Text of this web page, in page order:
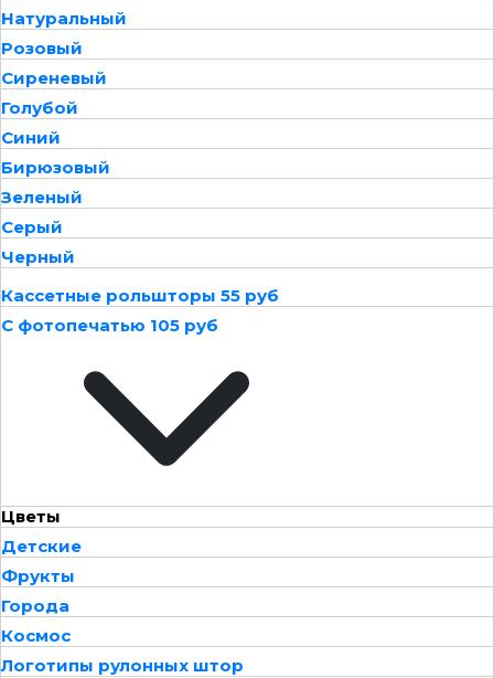
Натуральный
Розовый
Сиреневый
Голубой
Синий
Бирюзовый
Зеленый
Серый
Черный
Кассетные рольшторы 55 руб
С фотопечатью 105 руб
Цветы
Детские
Фрукты
Города
Космос
Логотипы рулонных штор